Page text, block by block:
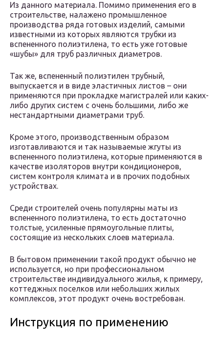
Из данного материала. Помимо применения его в
строительстве, налажено промышленное
производства ряда готовых изделий, самыми
известными из которых являются трубки из
вспененного полиэтилена, то есть уже готовые
«шубы» для труб различных диаметров.
Так же, вспененный полиэтилен трубный,
выпускается и в виде эластичных листов – они
применяются при прокладке магистралей или каких-
либо других систем с очень большими, либо же
нестандартными диаметрами труб.
Кроме этого, производственным образом
изготавливаются и так называемые жгуты из
вспененного полиэтилена, которые применяются в
качестве изоляторов внутри кондиционеров,
систем контроля климата и в прочих подобных
устройствах.
Среди строителей очень популярны маты из
вспененного полиэтилена, то есть достаточно
толстые, усиленные прямоугольные плиты,
состоящие из нескольких слоев материала.
В бытовом применении такой продукт обычно не
используется, но при профессиональном
строительстве индивидуального жилья, к примеру,
коттеджных поселков или небольших жилых
комплексов, этот продукт очень востребован.
Инструкция по применению